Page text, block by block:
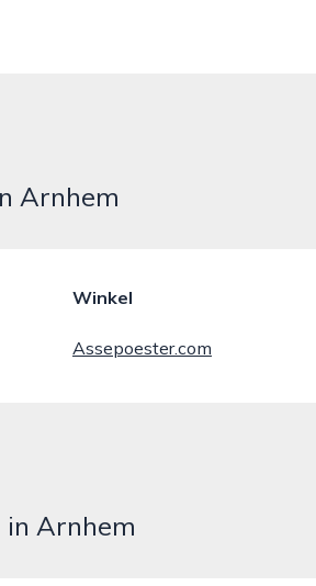
Arnhem
Winkel
Assepoester.com
in Arnhem